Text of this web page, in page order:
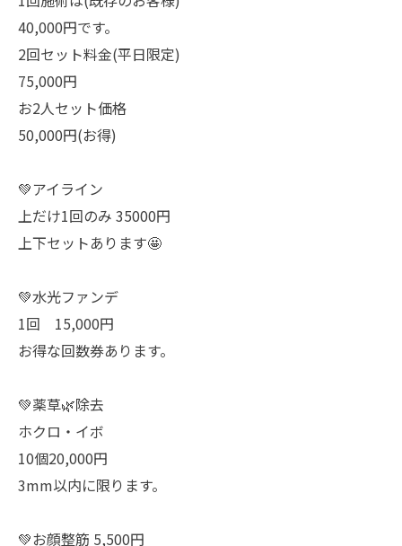
40,000円です。
2回セット料金(平日限定)
75,000円
お2人セット価格
50,000円(お得)
💚アイライン
上だけ1回のみ 35000円
上下セットあります🤩
💚水光ファンデ
1回 15,000円
お得な回数券あります。
💚薬草🌿除去
ホクロ・イボ
10個20,000円
3mm以内に限ります。
💚お顔整筋 5,500円